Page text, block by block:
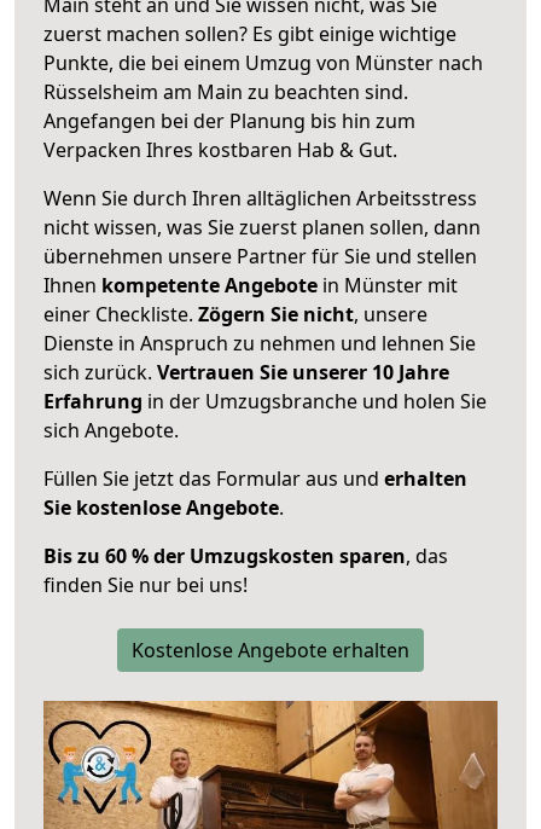
zuerst machen sollen? Es gibt einige wichtige
Punkte, die bei einem Umzug von Münster nach
Rüsselsheim am Main zu beachten sind.
Angefangen bei der Planung bis hin zum
Verpacken Ihres kostbaren Hab & Gut.
Wenn Sie durch Ihren alltäglichen Arbeitsstress
nicht wissen, was Sie zuerst planen sollen, dann
übernehmen unsere Partner für Sie und stellen
Ihnen kompetente Angebote in Münster mit
einer Checkliste. Zögern Sie nicht, unsere
Dienste in Anspruch zu nehmen und lehnen Sie
sich zurück. Vertrauen Sie unserer 10 Jahre
Erfahrung in der Umzugsbranche und holen Sie
sich Angebote.
Füllen Sie jetzt das Formular aus und erhalten
Sie kostenlose Angebote.
Bis zu 60 % der Umzugskosten sparen, das
finden Sie nur bei uns!
Kostenlose Angebote erhalten